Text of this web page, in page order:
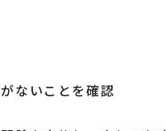
ないことを確認